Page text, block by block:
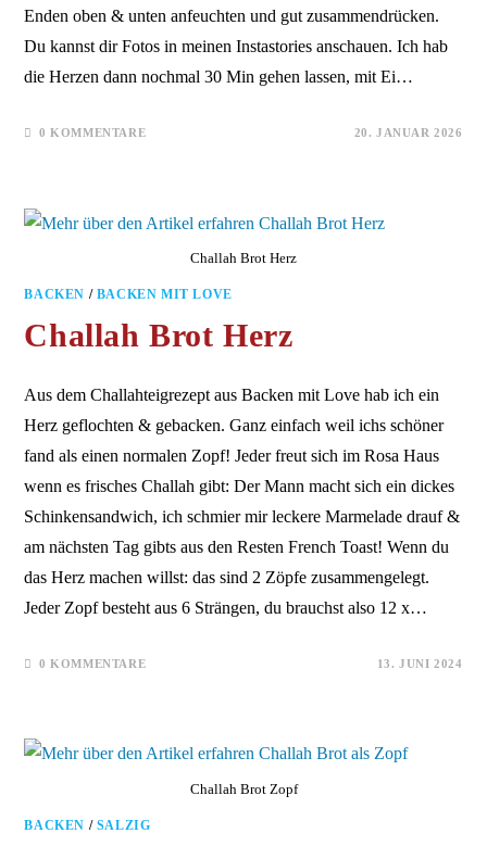
Enden oben & unten anfeuchten und gut zusammendrücken.
Du kannst dir Fotos in meinen Instastories anschauen. Ich hab
die Herzen dann nochmal 30 Min gehen lassen, mit Ei…
0 KOMMENTARE 20. JANUAR 2026
Challah Brot Herz
BACKEN / BACKEN MIT LOVE
Challah Brot Herz
Aus dem Challahteigrezept aus Backen mit Love hab ich ein
Herz geflochten & gebacken. Ganz einfach weil ichs schöner
fand als einen normalen Zopf! Jeder freut sich im Rosa Haus
wenn es frisches Challah gibt: Der Mann macht sich ein dickes
Schinkensandwich, ich schmier mir leckere Marmelade drauf &
am nächsten Tag gibts aus den Resten French Toast! Wenn du
das Herz machen willst: das sind 2 Zöpfe zusammengelegt.
Jeder Zopf besteht aus 6 Strängen, du brauchst also 12 x…
0 KOMMENTARE 13. JUNI 2024
Challah Brot Zopf
BACKEN / SALZIG